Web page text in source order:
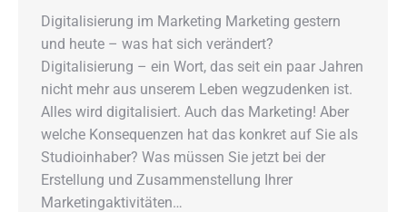
Digitalisierung im Marketing Marketing gestern
und heute – was hat sich verändert?
Digitalisierung – ein Wort, das seit ein paar Jahren
nicht mehr aus unserem Leben wegzudenken ist.
Alles wird digitalisiert. Auch das Marketing! Aber
welche Konsequenzen hat das konkret auf Sie als
Studioinhaber? Was müssen Sie jetzt bei der
Erstellung und Zusammenstellung Ihrer
Marketingaktivitäten…